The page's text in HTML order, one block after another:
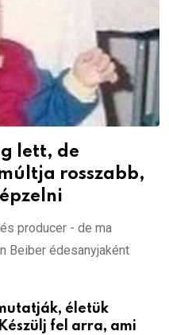
lett, de
rosszabb,
producer - de ma
Beiber édesanyjaként
életük
fel arra, ami